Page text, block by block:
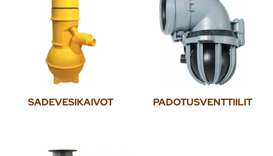
SADEVESIKAIVOT PADOTUSVENTTIILIT